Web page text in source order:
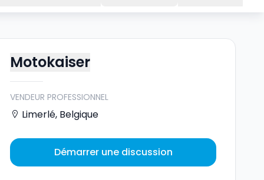
Motokaiser
VENDEUR PROFESSIONNEL
Limerlé, Belgique
Démarrer une discussion